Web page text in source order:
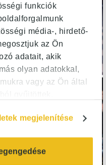
funkciók
média-, hirdető-
az Ön
adatait, akik
olyan adatokkal,
vagy az Ön által
megjelenítése